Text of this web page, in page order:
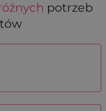
potrzeb